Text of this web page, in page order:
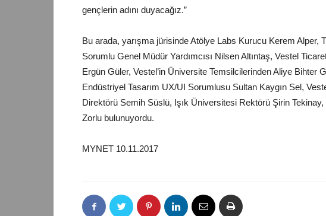
gençlerin adını duyacağız.”
Bu arada, yarışma jürisinde Atölye Labs Kurucu Kerem Alper,
Sorumlu Genel Müdür Yardımcısı Nilsen Altıntaş, Vestel
Ergün Güler, Vestel’in Üniversite Temsilcilerinden Aliye Bihter
Endüstriyel Tasarım UX/UI Sorumlusu Sultan Kaygın Sel,
Direktörü Semih Süslü, Işık Üniversitesi Rektörü Şirin
Zorlu bulunuyordu.
MYNET 10.11.2017